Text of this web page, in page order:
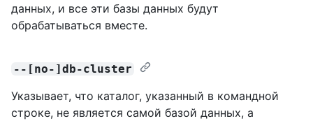
данных, и все эти базы данных будут
обрабатываться вместе.
--[no-]db-cluster
Указывает, что каталог, указанный в командной
строке, не является самой базой данных, а